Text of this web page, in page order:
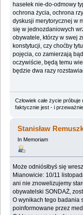
hasełek nie-do-odmowy
ochrona życia, ochrona
dyskusji merytorycznej w
się w jednozdaniowych
obywatele, którzy w swej
konstytucji, czy choćby
pojęcia, co zamierzają
oczywiście, będą temu
będzie dwa razy
Człowiek całe życie
faktycznie jest - i
Stanisław
In Memoriam
Może odniósłbyś się
Mianowicie: 10/11
ani nie znowelizujemy
obywatelski SONDAŻ,
O wynikach tego badania
poinformowane przez